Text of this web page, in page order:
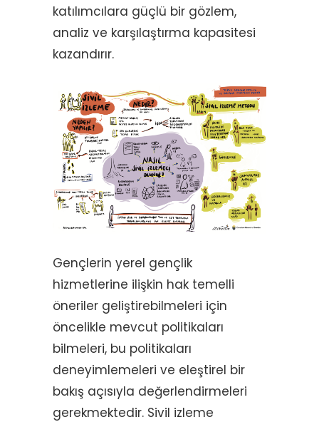
katılımcılara güçlü bir gözlem,
analiz ve karşılaştırma kapasitesi
kazandırır.
Gençlerin yerel gençlik
hizmetlerine ilişkin hak temelli
öneriler geliştirebilmeleri için
öncelikle mevcut politikaları
bilmeleri, bu politikaları
deneyimlemeleri ve eleştirel bir
bakış açısıyla değerlendirmeleri
gerekmektedir. Sivil izleme